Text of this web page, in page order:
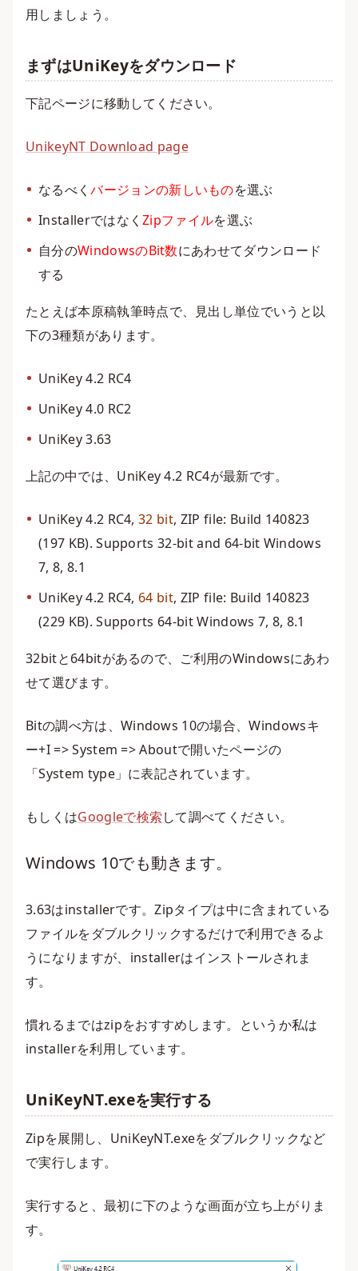
用しましょう。
まずはUniKeyをダウンロード
下記ページに移動してください。
UnikeyNT Download page
なるべくバージョンの新しいものを選ぶ
InstallerではなくZipファイルを選ぶ
自分のWindowsのBit数にあわせてダウンロード
する
たとえば本原稿執筆時点で、見出し単位でいうと以
下の3種類があります。
UniKey 4.2 RC4
UniKey 4.0 RC2
UniKey 3.63
上記の中では、UniKey 4.2 RC4が最新です。
UniKey 4.2 RC4,32 bit, ZIP file: Build 140823
(197 KB). Supports 32-bit and 64-bit Windows
7, 8, 8.1
UniKey 4.2 RC4, 64 bit, ZIP file: Build 140823
(229 KB). Supports 64-bit Windows 7, 8, 8.1
32bitと64bitがあるので、ご利用のWindowsにあわ
せて選びます。
Bitの調べ方は、Windows 10の場合、Windowsキ
ー+I => System => Aboutで開いたページの
「System type」に表記されています。
もしくはGoogleで検索して調べてください。
Windows 10でも動きます。
3.63はinstallerです。Zipタイプは中に含まれている
ファイルをダブルクリックするだけで利用できるよ
うになりますが、installerはインストールされま
す。
慣れるまではzipをおすすめします。というか私は
installerを利用しています。
UniKeyNT.exeを実行する
Zipを展開し、UniKeyNT.exeをダブルクリックなど
で実行します。
実行すると、最初に下のような画面が立ち上がりま
す。